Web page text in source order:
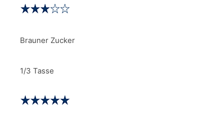
Brauner Zucker
1/3 Tasse